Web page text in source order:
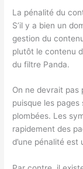
La pénalité du
S’il y a bien un
gestion du
plutôt le contenu
du filtre Panda.
On ne devrait pas
puisque les pages
plombées. Les
rapidement des
d’une pénalité